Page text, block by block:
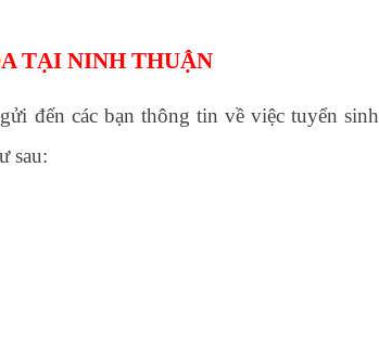
TẠI NINH THUẬN
đến các bạn thông tin về việc tuyển sinh
sau: